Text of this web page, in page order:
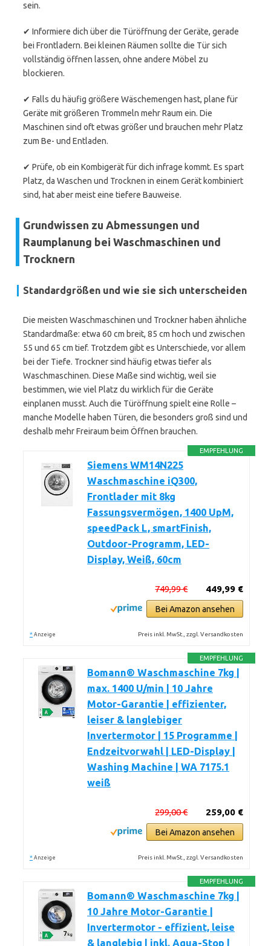
sein.
✔ Informiere dich über die Türöffnung der Geräte, gerade
bei Frontladern. Bei kleinen Räumen sollte die Tür sich
vollständig öffnen lassen, ohne andere Möbel zu
blockieren.
✔ Falls du häufig größere Wäschemengen hast, plane für
Geräte mit größeren Trommeln mehr Raum ein. Die
Maschinen sind oft etwas größer und brauchen mehr Platz
zum Be- und Entladen.
✔ Prüfe, ob ein Kombigerät für dich infrage kommt. Es spart
Platz, da Waschen und Trocknen in einem Gerät kombiniert
sind, hat aber meist eine tiefere Bauweise.
Grundwissen zu Abmessungen und
Raumplanung bei Waschmaschinen und
Trocknern
Standardgrößen und wie sie sich unterscheiden
Die meisten Waschmaschinen und Trockner haben ähnliche
Standardmaße: etwa 60 cm breit, 85 cm hoch und zwischen
55 und 65 cm tief. Trotzdem gibt es Unterschiede, vor allem
bei der Tiefe. Trockner sind häufig etwas tiefer als
Waschmaschinen. Diese Maße sind wichtig, weil sie
bestimmen, wie viel Platz du wirklich für die Geräte
einplanen musst. Auch die Türöffnung spielt eine Rolle –
manche Modelle haben Türen, die besonders groß sind und
deshalb mehr Freiraum beim Öffnen brauchen.
EMPFEHLUNG
Siemens WM14N225
Waschmaschine iQ300,
Frontlader mit 8kg
Fassungsvermögen, 1400 UpM,
speedPack L, smartFinish,
Outdoor-Programm, LED-
Display, Weiß, 60cm
449,99 €
749,99 €
Bei Amazon ansehen
* Anzeige Preis inkl. MwSt., zzgl. Versandkosten
EMPFEHLUNG
Bomann® Waschmaschine 7kg |
max. 1400 U/min | 10 Jahre
Motor-Garantie | effizienter,
leiser & langlebiger
Invertermotor | 15 Programme |
Endzeitvorwahl | LED-Display |
Washing Machine | WA 7175.1
weiß
259,00 €
299,00 €
Bei Amazon ansehen
* Anzeige Preis inkl. MwSt., zzgl. Versandkosten
EMPFEHLUNG
Bomann® Waschmaschine 7kg |
10 Jahre Motor-Garantie |
Invertermotor - effizient, leise
& langlebig | inkl. Aqua-Stop |